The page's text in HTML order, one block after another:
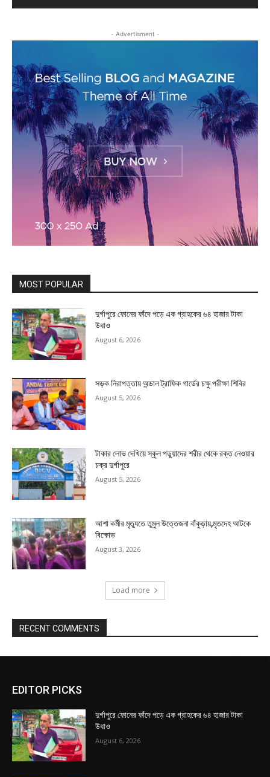
- Advertisment -
MOST POPULAR
দুর্গাপুরে ফোনের ফাঁদে পড়ে এক গ্রাহকের ৬৪ হাজার টাকা
উধাও
August 6, 2026
সড়ক নিরাপত্তায় অন্ডাল ট্রাফিক গার্ডের চক্ষু পরীক্ষা শিবির
August 5, 2026
টাকার লোভ দেখিয়ে স্কুল পড়ুয়াদের শরীর থেকে রক্ত নেওয়ার
চক্র দুর্গাপুরে
August 5, 2026
আশা কর্মীর মৃত্যুতে তুমুল উত্তেজনা বাঁকুড়ায়,মৃতদেহ আটকে
বিক্ষোভ
August 3, 2026
Load more
RECENT COMMENTS
EDITOR PICKS
দুর্গাপুরে ফোনের ফাঁদে পড়ে এক গ্রাহকের ৬৪ হাজার টাকা
উধাও
August 6, 2026